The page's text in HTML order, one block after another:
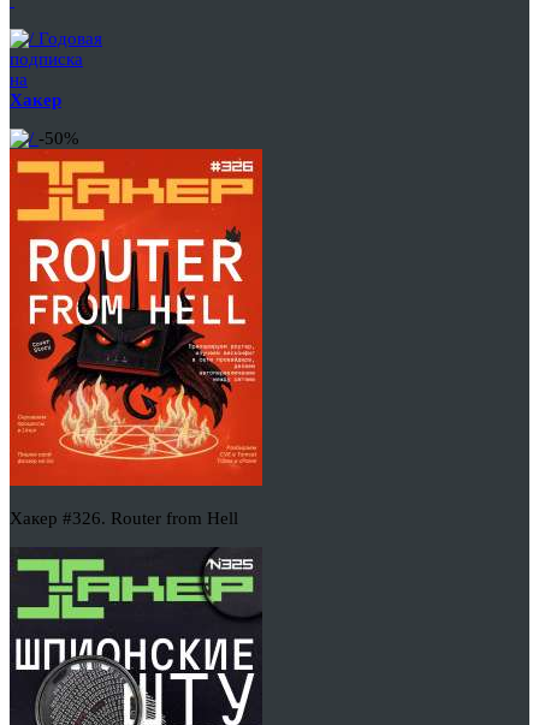
Годовая
подписка
на
Хакер
-50%
Хакер #326. Router from Hell